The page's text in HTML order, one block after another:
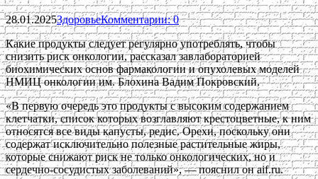
28.01.2025ЗдоровьеКомментарии: 0
Какие продукты следует регулярно употреблять, чтобы
снизить риск онкологии, рассказал завлабораторией
биохимических основ фармакологии и опухолевых моделей
НМИЦ онкологии им. Блохина Вадим Покровский.
«В первую очередь это продукты с высоким содержанием
клетчатки, список которых возглавляют крестоцветные, к ним
относятся все виды капусты, редис. Орехи, поскольку они
содержат исключительно полезные растительные жиры,
которые снижают риск не только онкологических, но и
сердечно-сосудистых заболеваний», — пояснил он aif.ru.